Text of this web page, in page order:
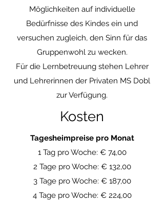
Möglichkeiten auf individuelle
Bedürfnisse des Kindes ein und
versuchen zugleich, den Sinn für das
Gruppenwohl zu wecken.
Für die Lernbetreuung stehen Lehrer
und Lehrerinnen der Privaten MS Dobl
zur Verfügung.
Kosten
Tagesheimpreise pro Monat
1 Tag pro Woche: € 74,00
2 Tage pro Woche: € 132,00
3 Tage pro Woche: € 187,00
4 Tage pro Woche: € 224,00